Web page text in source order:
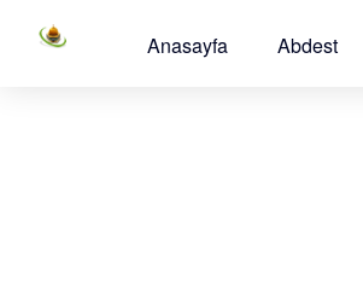
Anasayfa Abdest